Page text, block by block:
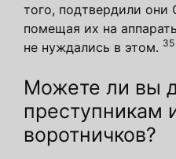
того, подтвердили они
помещая их на
не нуждались в этом. 35
Можете ли вы
преступникам
воротничков?